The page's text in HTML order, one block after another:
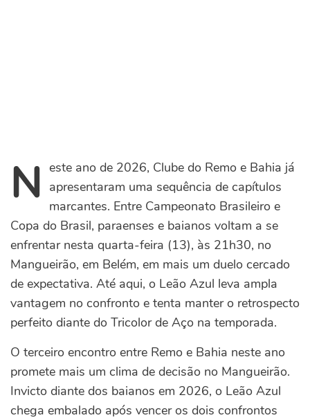
Neste ano de 2026, Clube do Remo e Bahia já
apresentaram uma sequência de capítulos
marcantes. Entre Campeonato Brasileiro e
Copa do Brasil, paraenses e baianos voltam a se
enfrentar nesta quarta-feira (13), às 21h30, no
Mangueirão, em Belém, em mais um duelo cercado
de expectativa. Até aqui, o Leão Azul leva ampla
vantagem no confronto e tenta manter o retrospecto
perfeito diante do Tricolor de Aço na temporada.
O terceiro encontro entre Remo e Bahia neste ano
promete mais um clima de decisão no Mangueirão.
Invicto diante dos baianos em 2026, o Leão Azul
chega embalado após vencer os dois confrontos